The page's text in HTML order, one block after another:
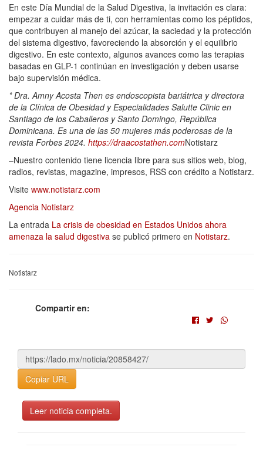
En este Día Mundial de la Salud Digestiva, la invitación es clara:
empezar a cuidar más de ti, con herramientas como los péptidos,
que contribuyen al manejo del azúcar, la saciedad y la protección
del sistema digestivo, favoreciendo la absorción y el equilibrio
digestivo. En este contexto, algunos avances como las terapias
basadas en GLP-1 continúan en investigación y deben usarse
bajo supervisión médica.
* Dra. Amny Acosta Then es endoscopista bariátrica y directora
de la Clínica de Obesidad y Especialidades Salutte Clinic en
Santiago de los Caballeros y Santo Domingo, República
Dominicana. Es una de las 50 mujeres más poderosas de la
revista Forbes 2024. https://draacostathen.comNotistarz
–Nuestro contenido tiene licencia libre para sus sitios web, blog,
radios, revistas, magazine, impresos, RSS con crédito a Notistarz.
Visite www.notistarz.com
Agencia Notistarz
La entrada La crisis de obesidad en Estados Unidos ahora
amenaza la salud digestiva se publicó primero en Notistarz.
Notistarz
Compartir en:
Copiar URL
Leer noticia completa.